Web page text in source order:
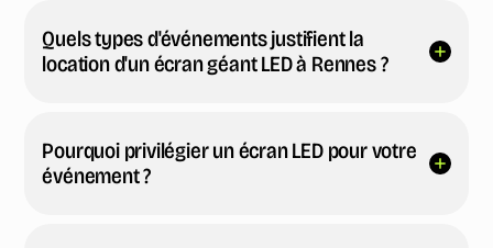
Quels types d'événements justifient la
location d'un écran géant LED à Rennes ?
Pourquoi privilégier un écran LED pour votre
événement ?